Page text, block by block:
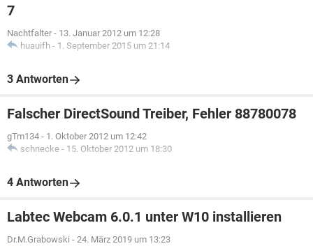
7
Nachtfalter - 13. Januar 2012 um 12:28
huauifh - 1. September 2015 um 21:14
3 Antworten
Falscher DirectSound Treiber, Fehler 88780078
gTm134 - 1. Oktober 2012 um 12:42
schnecke - 15. Oktober 2012 um 18:30
4 Antworten
Labtec Webcam 6.0.1 unter W10 installieren
Dr.M.Grabowski - 24. März 2019 um 13:23